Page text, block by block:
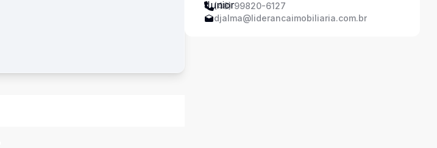
(48) 99820-6127
djalma@liderancaimobiliaria.com.br